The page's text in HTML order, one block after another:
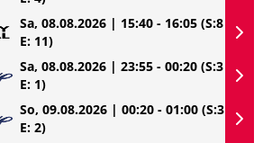
Sa, 08.08.2026 | 15:40 - 16:05 (S:8
E: 11)
Sa, 08.08.2026 | 23:55 - 00:20 (S:3
E: 1)
So, 09.08.2026 | 00:20 - 01:00 (S:3
E: 2)